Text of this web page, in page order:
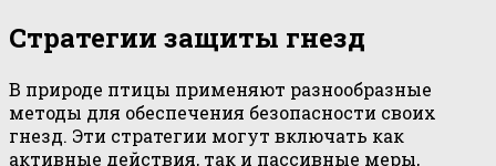
Стратегии защиты гнезд
В природе птицы применяют разнообразные
методы для обеспечения безопасности своих
гнезд. Эти стратегии могут включать как
активные действия, так и пассивные меры,